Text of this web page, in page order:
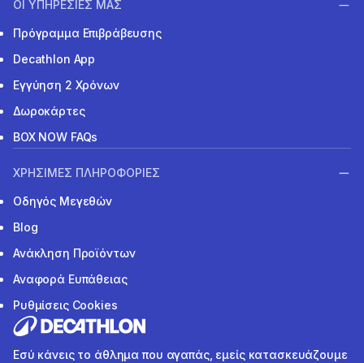
ΟΙ ΥΠΗΡΕΣΙΕΣ ΜΑΣ
Πρόγραμμα Επιβράβευσης
Decathlon App
Εγγύηση 2 Χρόνων
Δωροκάρτες
BOX NOW FAQs
ΧΡΗΣΙΜΕΣ ΠΛΗΡΟΦΟΡΙΕΣ
Οδηγός Μεγεθών
Blog
Ανάκληση Προϊόντων
Αναφορά Ευπάθειας
Ρυθμίσεις Cookies
Εσύ κάνεις το άθλημα που αγαπάς, εμείς κατασκευάζουμε